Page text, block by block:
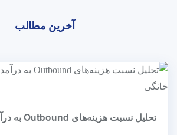
آخرین مطالب